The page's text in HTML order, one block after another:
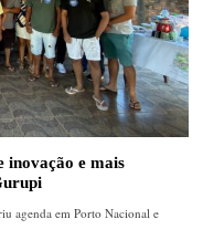
inovação e mais
agenda em Porto Nacional e